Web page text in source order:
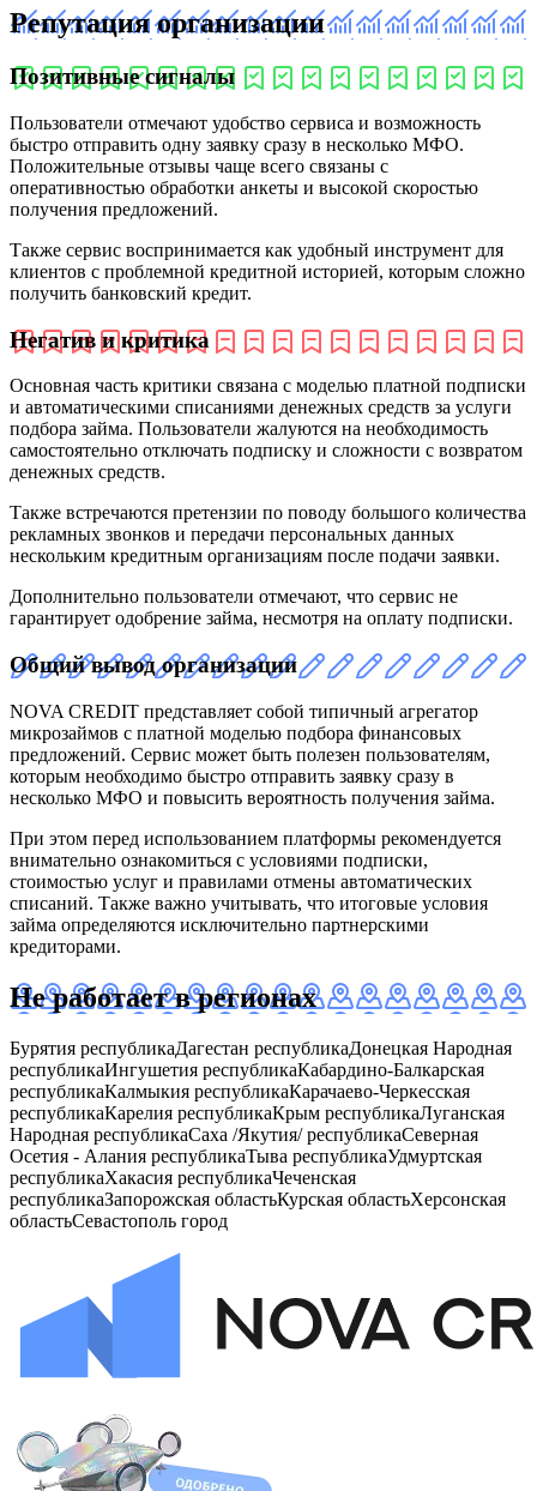
Репутация организации
Позитивные сигналы
Пользователи отмечают удобство сервиса и возможность
быстро отправить одну заявку сразу в несколько МФО.
Положительные отзывы чаще всего связаны с
оперативностью обработки анкеты и высокой скоростью
получения предложений.
Также сервис воспринимается как удобный инструмент для
клиентов с проблемной кредитной историей, которым сложно
получить банковский кредит.
Негатив и критика
Основная часть критики связана с моделью платной подписки
и автоматическими списаниями денежных средств за услуги
подбора займа. Пользователи жалуются на необходимость
самостоятельно отключать подписку и сложности с возвратом
денежных средств.
Также встречаются претензии по поводу большого количества
рекламных звонков и передачи персональных данных
нескольким кредитным организациям после подачи заявки.
Дополнительно пользователи отмечают, что сервис не
гарантирует одобрение займа, несмотря на оплату подписки.
Общий вывод организации
NOVA CREDIT представляет собой типичный агрегатор
микрозаймов с платной моделью подбора финансовых
предложений. Сервис может быть полезен пользователям,
которым необходимо быстро отправить заявку сразу в
несколько МФО и повысить вероятность получения займа.
При этом перед использованием платформы рекомендуется
внимательно ознакомиться с условиями подписки,
стоимостью услуг и правилами отмены автоматических
списаний. Также важно учитывать, что итоговые условия
займа определяются исключительно партнерскими
кредиторами.
Не работает в регионах
Бурятия республикаДагестан республикаДонецкая Народная
республикаИнгушетия республикаКабардино-Балкарская
республикаКалмыкия республикаКарачаево-Черкесская
республикаКарелия республикаКрым республикаЛуганская
Народная республикаСаха /Якутия/ республикаСеверная
Осетия - Алания республикаТыва республикаУдмуртская
республикаХакасия республикаЧеченская
республикаЗапорожская областьКурская областьХерсонская
областьСевастополь город